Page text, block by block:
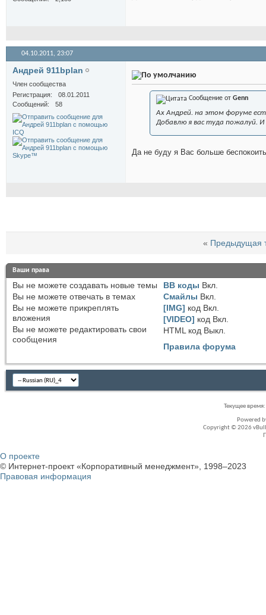
04.10.2011, 23:07
Андрей 911bplan
Член сообщества
Регистрация
08.01.2011
Сообщений
58
Сообщение от Genn
Ах Андрей. на этом форуме
Добавлю я вас туда пожалуй.
Да не буду я Вас больше
« Предыдущая
Ваши права
Вы не можете создавать новые темы
Вы не можете отвечать в темах
Вы не можете прикреплять
вложения
Вы не можете редактировать свои
сообщения
BB коды Вкл.
Смайлы Вкл.
[IMG] код Вкл.
[VIDEO] код Вкл.
HTML код Выкл.
Правила форума
Текущее время:
Powered
Copyright © 2026
О проекте
© Интернет-проект «Корпоративный менеджмент», 1998–2023
Правовая информация